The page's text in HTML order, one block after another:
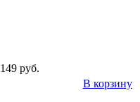
149 руб.
В корзину